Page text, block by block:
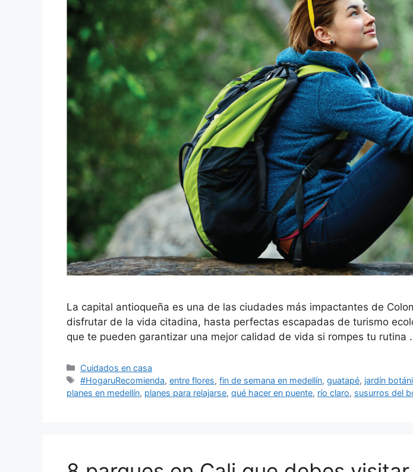
La capital antioqueña es una de las ciudades más impactantes de
disfrutar de la vida citadina, hasta perfectas escapadas de turismo
que te pueden garantizar una mejor calidad de vida si rompes tu rutina
Categorías
Cuidados en casa
Etiquetas
#HogaruRecomienda,entre flores,fin de semana en medellín,guatapé, jardín
planes en medellín, planes para relajarse, qué hacer en puente, río claro, susurros del